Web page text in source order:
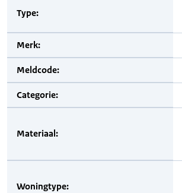
Type:
Merk:
Meldcode:
Categorie:
Materiaal:
Woningtype: